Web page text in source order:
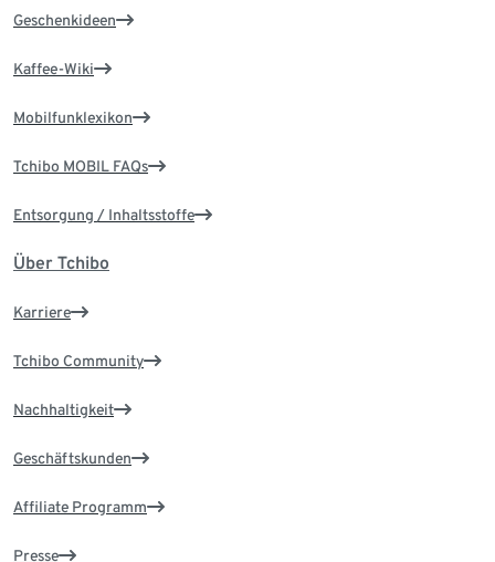
Geschenkideen
Kaffee-Wiki
Mobilfunklexikon
Tchibo MOBIL FAQs
Entsorgung / Inhaltsstoffe
Über Tchibo
Karriere
Tchibo Community
Nachhaltigkeit
Geschäftskunden
Affiliate Programm
Presse